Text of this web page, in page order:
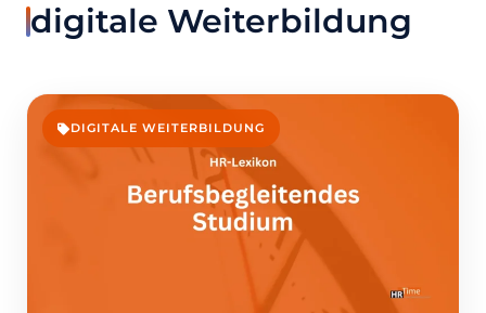
digitale Weiterbildung
DIGITALE WEITERBILDUNG